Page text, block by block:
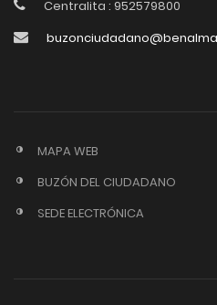
Centralita : 952579800
MAPA WEB
BUZÓN DEL CIUDADANO
SEDE ELECTRÓNICA